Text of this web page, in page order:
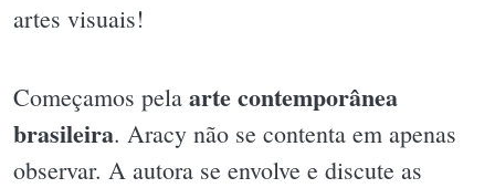
artes visuais!
Começamos pela arte contemporânea
brasileira. Aracy não se contenta em apenas
observar. A autora se envolve e discute as